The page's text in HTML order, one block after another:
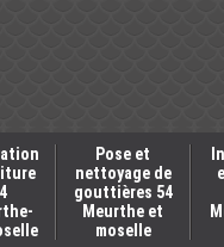
Pose et
nettoyage de
gouttières 54
Meurthe et
moselle